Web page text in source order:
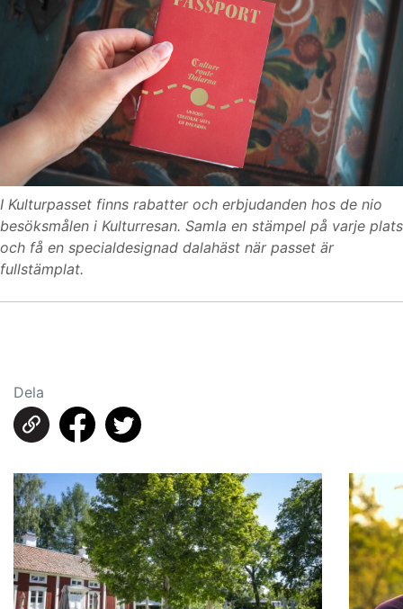
I Kulturpasset finns rabatter och erbjudanden hos de nio
besöksmålen i Kulturresan. Samla en stämpel på varje plats
och få en specialdesignad dalahäst när passet är
fullstämplat.
Dela